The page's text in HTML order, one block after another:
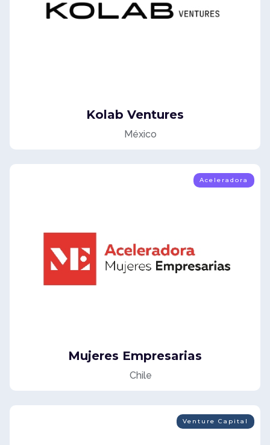
Kolab Ventures
México
Aceleradora
Mujeres Empresarias
Chile
Venture Capital